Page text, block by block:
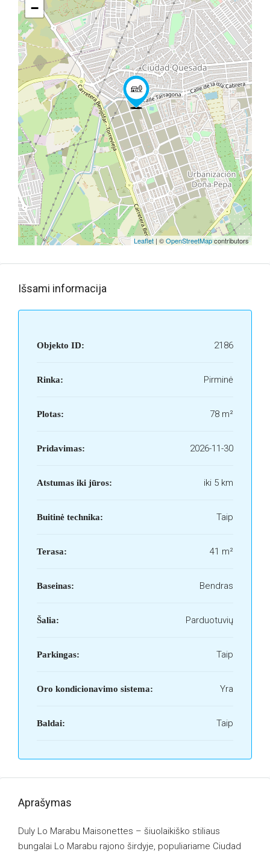
−
Leaflet | ©OpenStreetMapcontributors
Išsami informacija
Objekto ID: 2186
Rinka: Pirminė
Plotas: 78 m²
Pridavimas: 2026-11-30
Atstumas iki jūros: iki 5 km
Buitinė technika: Taip
Terasa: 41 m²
Baseinas: Bendras
Šalia: Parduotuvių
Parkingas: Taip
Oro kondicionavimo sistema: Yra
Baldai: Taip
Aprašymas
Duly Lo Marabu Maisonettes – šiuolaikiško stiliaus
bungalai Lo Marabu rajono širdyje, populiariame Ciudad